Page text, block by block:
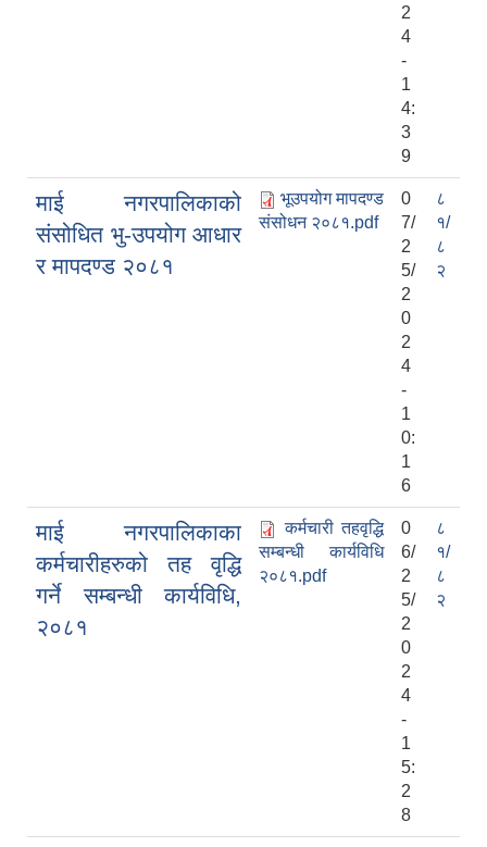
2
4
-
1
4:
3
9
माई नगरपालिकाको
संसोधित भु-उपयोग आधार
र मापदण्ड २०८१
भूउपयोग मापदण्ड
संसोधन २०८१.pdf
0
7/
2
5/
2
0
2
4
-
1
0:
1
6
८
१/
८
२
माई नगरपालिकाका
कर्मचारीहरुको तह वृद्धि
गर्ने सम्बन्धी कार्यविधि,
२०८१
कर्मचारी तहवृद्धि
सम्बन्धी कार्यविधि
२०८१.pdf
0
6/
2
5/
2
0
2
4
-
1
5:
2
8
८
१/
८
२